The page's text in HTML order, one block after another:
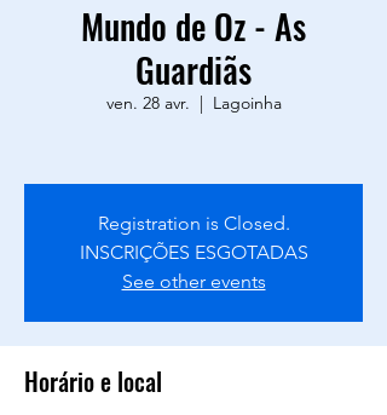
Mundo de Oz - As
Guardiãs
ven. 28 avr.
  |
Lagoinha
Registration is Closed.
INSCRIÇÕES ESGOTADAS
See other events
Horário e local